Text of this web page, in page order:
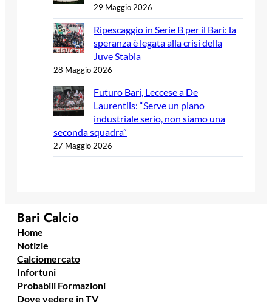
29 Maggio 2026
Ripescaggio in Serie B per il Bari: la
speranza è legata alla crisi della
Juve Stabia
28 Maggio 2026
Futuro Bari, Leccese a De
Laurentiis: “Serve un piano
industriale serio, non siamo una
seconda squadra”
27 Maggio 2026
Bari Calcio
Home
Notizie
Calciomercato
Infortuni
Probabili Formazioni
Dove vedere in TV